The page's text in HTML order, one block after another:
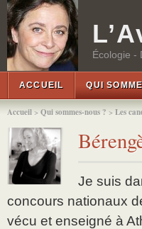
Écologie -
ACCUEIL QUI
Accueil > Qui sommes-nous ? > Les
Je suis
concours nationaux
vécu et enseigné à